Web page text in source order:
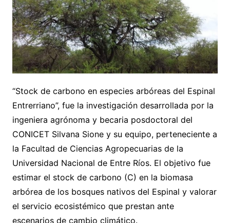
“Stock de carbono en especies arbóreas del Espinal
Entrerriano”, fue la investigación desarrollada por la
ingeniera agrónoma y becaria posdoctoral del
CONICET Silvana Sione y su equipo, perteneciente a
la Facultad de Ciencias Agropecuarias de la
Universidad Nacional de Entre Ríos. El objetivo fue
estimar el stock de carbono (C) en la biomasa
arbórea de los bosques nativos del Espinal y valorar
el servicio ecosistémico que prestan ante
escenarios de cambio climático.